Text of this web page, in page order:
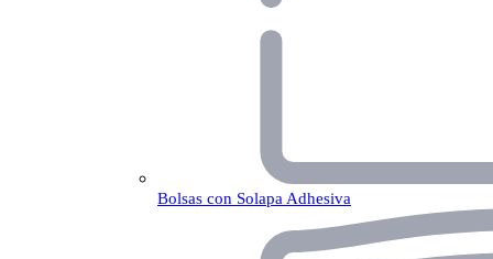
Bolsas con Solapa Adhesiva